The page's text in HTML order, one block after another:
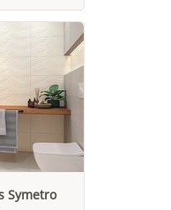
Symetro